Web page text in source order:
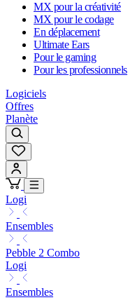
MX pour la créativité
MX pour le codage
En déplacement
Ultimate Ears
Pour le gaming
Pour les professionnels
Logiciels
Offres
Planète
Logi
Ensembles
Pebble 2 Combo
Logi
Ensembles